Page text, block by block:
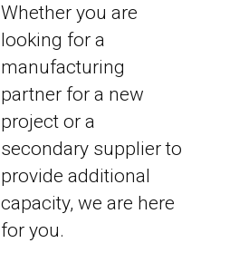
Whether you are
looking for a
manufacturing
partner for a new
project or a
secondary supplier to
provide additional
capacity, we are here
for you.